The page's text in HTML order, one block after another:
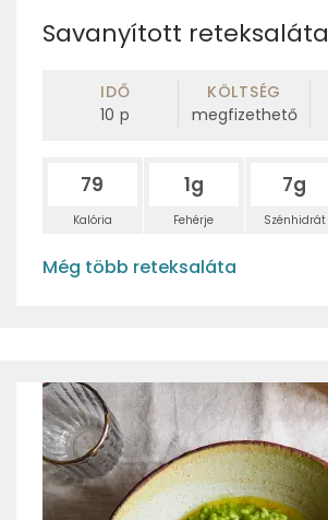
Savanyított reteksaláta
IDŐ
10 p
KÖLTSÉG
megfizethető
79
Kalória
1g
Fehérje
7g
Szénhidrát
Még több reteksaláta